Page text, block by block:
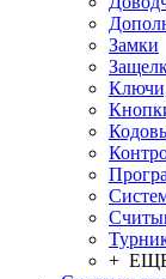
Замки
+